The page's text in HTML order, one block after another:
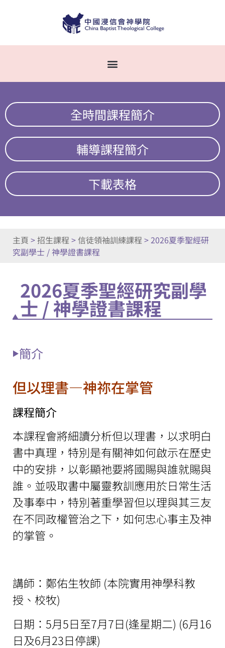
全時間課程簡介
輔導課程簡介
下載表格
主頁 >招生課程 > 信徒領袖訓練課程 >2026夏季聖經研
究副學士 / 神學證書課程
2026夏季聖經研究副學
士 / 神學證書課程
簡介
但以理書—神祢在掌管
課程簡介
本課程會將細讀分析但以理書，以求明白
書中真理，特別是有關神如何啟示在歷史
中的安排，以彰顯祂要將國賜與誰就賜與
誰。並吸取書中屬靈教訓應用於日常生活
及事奉中，特別著重學習但以理與其三友
在不同政權管治之下，如何忠心事主及神
的掌管。
講師：鄭佑生牧師 (本院實用神學科教
授、校牧)
日期：5月5日至7月7日(逢星期二) (6月16
日及6月23日停課)